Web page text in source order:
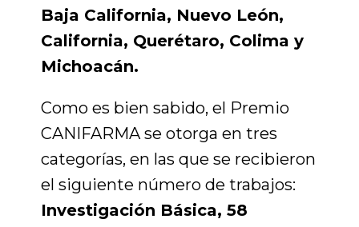
Baja California, Nuevo León,
California, Querétaro, Colima y
Michoacán.
Como es bien sabido, el Premio
CANIFARMA se otorga en tres
categorías, en las que se recibieron
el siguiente número de trabajos:
Investigación Básica, 58